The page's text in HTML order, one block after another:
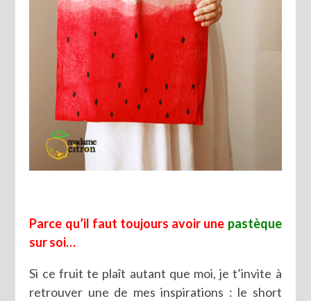
Parce qu’il faut toujours avoir une pastèque
sur soi…
Si ce fruit te plaît autant que moi, je t’invite à
retrouver une de mes inspirations : le short